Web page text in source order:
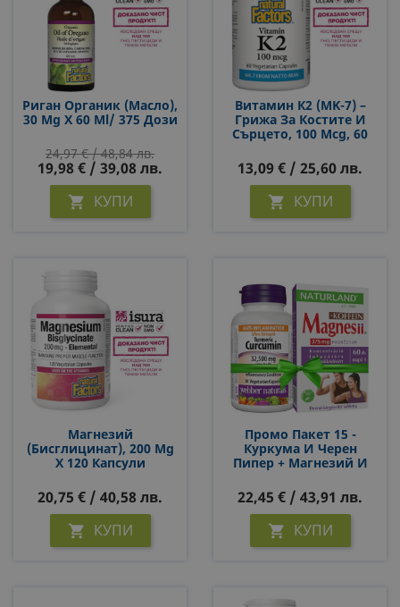
Риган Органик (масло),
30 Mg Х 60 Ml/ 375 Дози
19,98 € / 39,08 лв.
24,97 € / 48,84 лв.
 КУПИ
Витамин К2 (MK-7) –
Грижа За Костите И
Сърцето, 100 Mcg, 60
Прием
13,09 € / 25,60 лв.
 КУПИ
Магнезий
(бисглицинат), 200 Mg
Х 120 Капсули
20,75 € / 40,58 лв.
 КУПИ
Промо Пакет 15 -
Куркума И Черен
Пипер + Магнезий И
22,45 € / 43,91 лв.
 КУПИ